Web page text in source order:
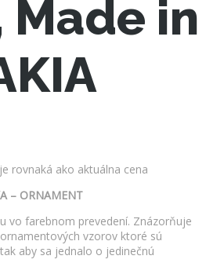
Made in
rovnaká ako aktuálna cena
– ORNAMENT
vo farebnom prevedení. Znázorňuje
vzorov ktoré sú
aby sa jednalo o jedinečnú